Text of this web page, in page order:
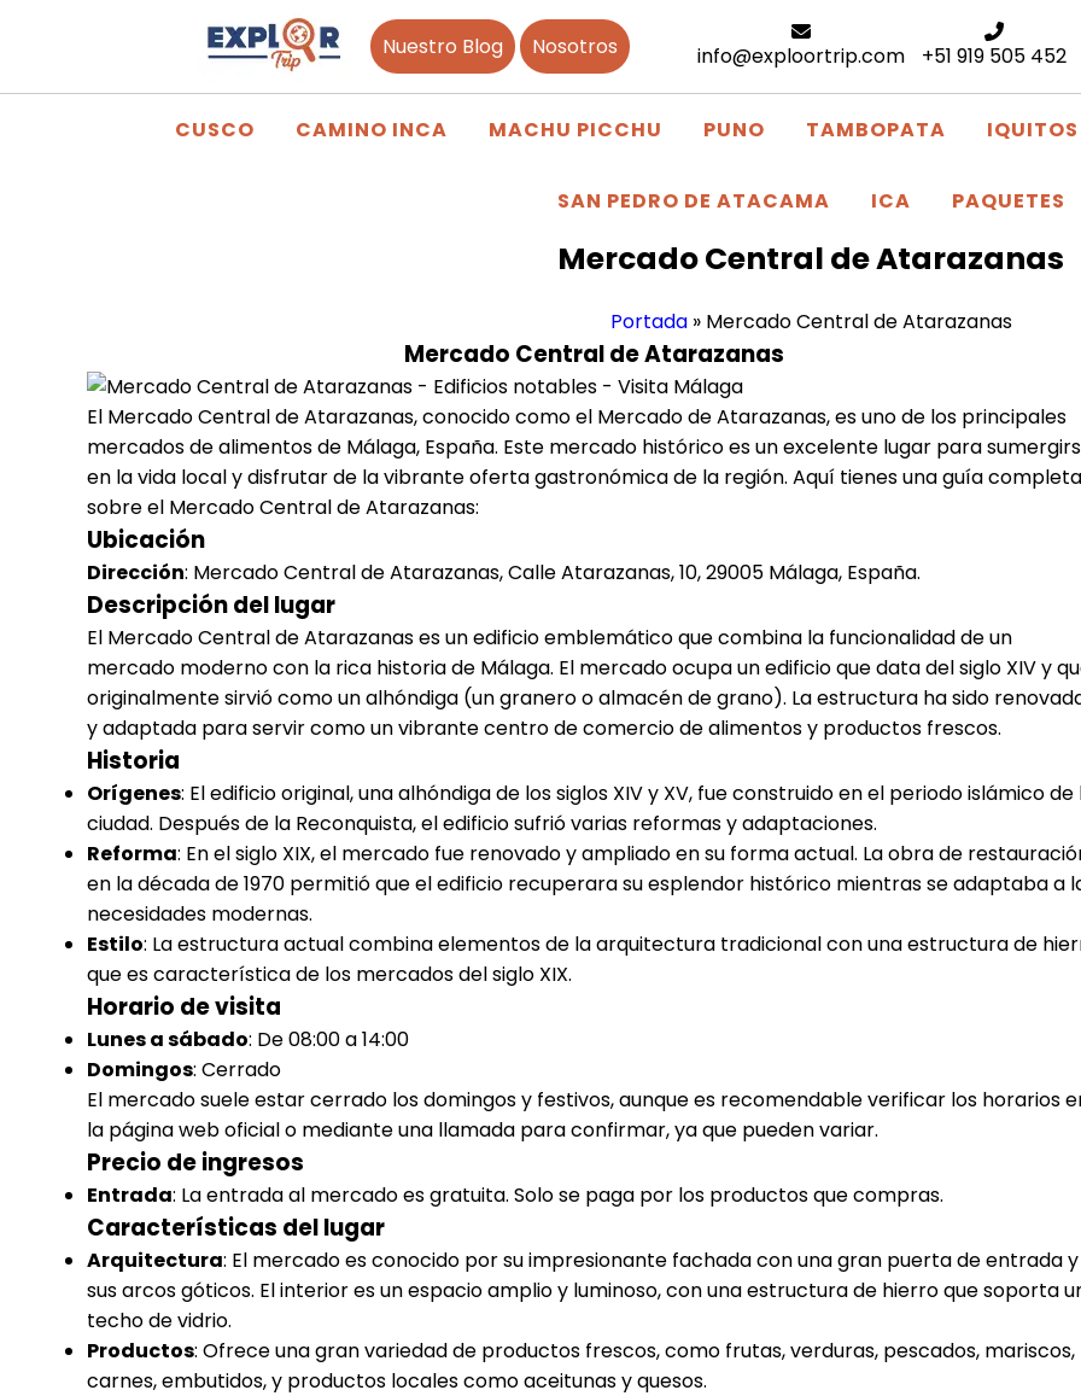
Nuestro Blog Nosotros info@exploortrip.com +51 919 505 452
CUSCO CAMINO INCA MACHU PICCHU PUNO TAMBOPATA IQUITOS
SAN PEDRO DE ATACAMA ICA PAQUETES
Mercado Central de Atarazanas
Portada» Mercado Central de Atarazanas
Mercado Central de Atarazanas
El Mercado Central de Atarazanas, conocido como el Mercado de Atarazanas, es uno de los principales
mercados de alimentos de Málaga, España. Este mercado histórico es un excelente lugar para
en la vida local y disfrutar de la vibrante oferta gastronómica de la región. Aquí tienes una guía completa
sobre el Mercado Central de Atarazanas:
Ubicación
Dirección: Mercado Central de Atarazanas, Calle Atarazanas, 10, 29005 Málaga, España.
Descripción del lugar
El Mercado Central de Atarazanas es un edificio emblemático que combina la funcionalidad de un
mercado moderno con la rica historia de Málaga. El mercado ocupa un edificio que data del siglo XIV y
originalmente sirvió como un alhóndiga (un granero o almacén de grano). La estructura ha sido
y adaptada para servir como un vibrante centro de comercio de alimentos y productos frescos.
Historia
Orígenes: El edificio original, una alhóndiga de los siglos XIV y XV, fue construido en el periodo islámico de
ciudad. Después de la Reconquista, el edificio sufrió varias reformas y adaptaciones.
Reforma: En el siglo XIX, el mercado fue renovado y ampliado en su forma actual. La obra de
en la década de 1970 permitió que el edificio recuperara su esplendor histórico mientras se adaptaba a
necesidades modernas.
Estilo: La estructura actual combina elementos de la arquitectura tradicional con una estructura de
que es característica de los mercados del siglo XIX.
Horario de visita
Lunes a sábado: De 08:00 a 14:00
Domingos: Cerrado
El mercado suele estar cerrado los domingos y festivos, aunque es recomendable verificar los horarios
la página web oficial o mediante una llamada para confirmar, ya que pueden variar.
Precio de ingresos
Entrada: La entrada al mercado es gratuita. Solo se paga por los productos que compras.
Características del lugar
Arquitectura: El mercado es conocido por su impresionante fachada con una gran puerta de entrada y
sus arcos góticos. El interior es un espacio amplio y luminoso, con una estructura de hierro que soporta
techo de vidrio.
Productos: Ofrece una gran variedad de productos frescos, como frutas, verduras, pescados, mariscos,
carnes, embutidos, y productos locales como aceitunas y quesos.